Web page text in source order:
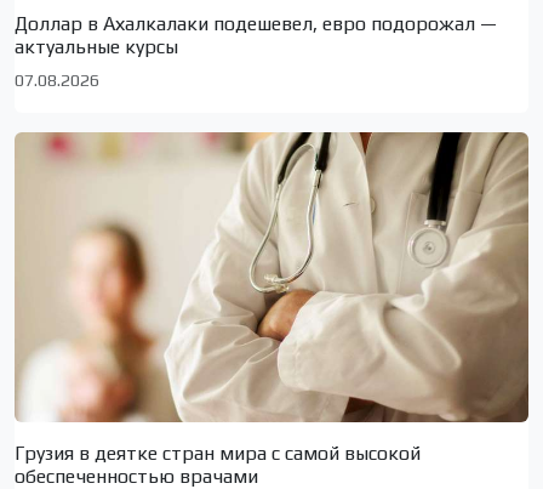
Доллар в Ахалкалаки подешевел, евро подорожал —
актуальные курсы
07.08.2026
Грузия в деятке стран мира с самой высокой
обеспеченностью врачами